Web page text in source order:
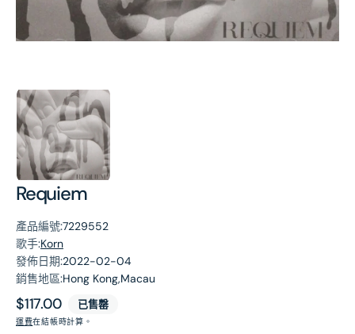
Requiem
產品編號:7229552
歌手:Korn
發佈日期:2022-02-04
銷售地區:Hong Kong,Macau
原
價
$117.00 已售罄
運費在結帳時計算。
第
張